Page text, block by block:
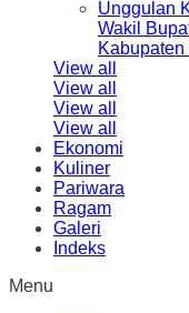
Wakil
View all
View all
View all
View all
Ekonomi
Kuliner
Pariwara
Ragam
Galeri
Indeks
Menu